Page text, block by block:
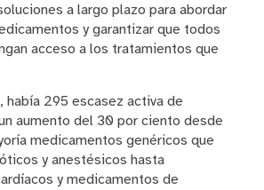
a largo plazo para abordar
y garantizar que todos
acceso a los tratamientos que
295 escasez activa de
aumento del 30 por ciento desde
medicamentos genéricos que
y anestésicos hasta
y medicamentos de